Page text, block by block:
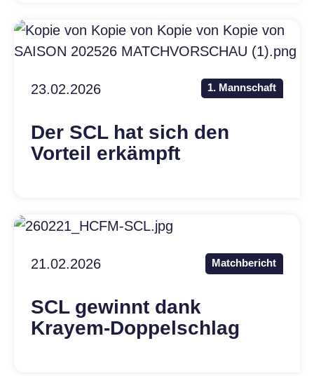
23.02.2026 1. Mannschaft
Der SCL hat sich den
Vorteil erkämpft
21.02.2026 Matchbericht
SCL gewinnt dank
Krayem-Doppelschlag